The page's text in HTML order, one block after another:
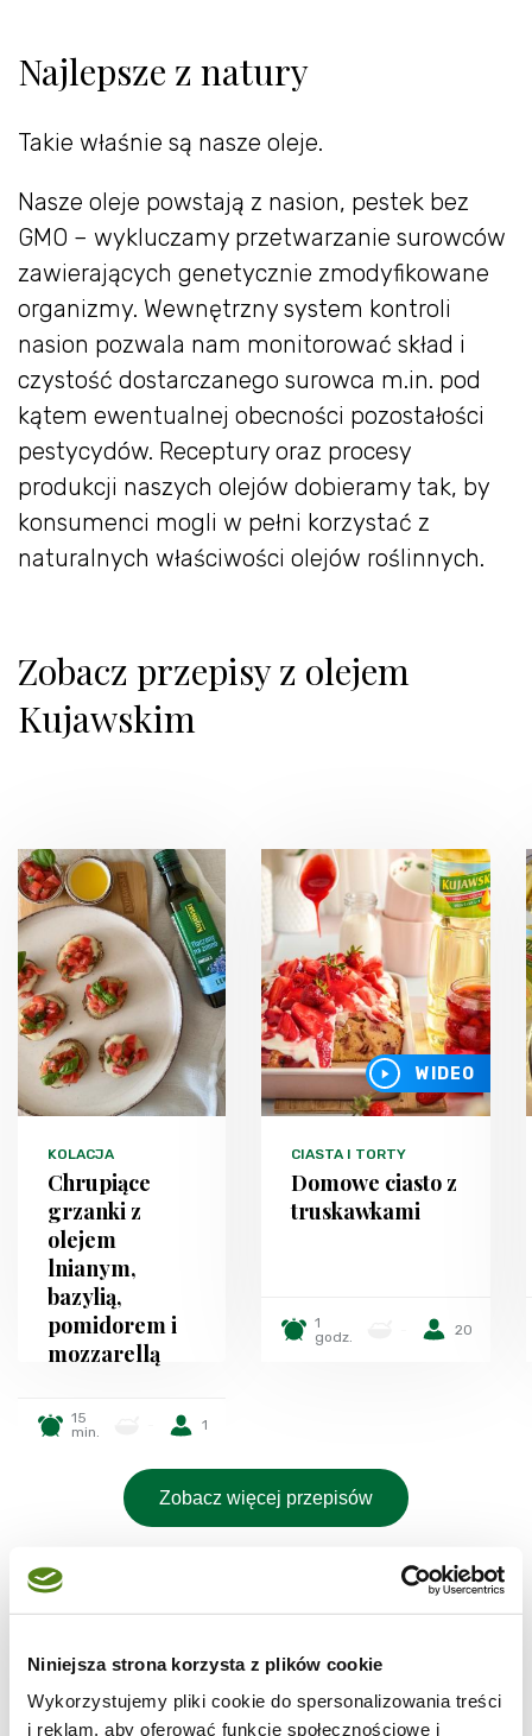
Niniejsza strona korzysta z plików cookie
Wykorzystujemy pliki cookie do spersonalizowania treści
i reklam, aby oferować funkcje społecznościowe i
Najlepsze z natury
Takie właśnie są nasze oleje.
Nasze oleje powstają z nasion, pestek bez
GMO – wykluczamy przetwarzanie surowców
zawierających genetycznie zmodyfikowane
organizmy. Wewnętrzny system kontroli
nasion pozwala nam monitorować skład i
czystość dostarczanego surowca m.in. pod
kątem ewentualnej obecności pozostałości
pestycydów. Receptury oraz procesy
produkcji naszych olejów dobieramy tak, by
konsumenci mogli w pełni korzystać z
naturalnych właściwości olejów roślinnych.
Zobacz przepisy z olejem
Kujawskim
KOLACJA
Chrupiące
grzanki z
olejem
lnianym,
bazylią,
pomidorem i
mozzarellą
15
min.
1
WIDEO
CIASTA I TORTY
Domowe ciasto z
truskawkami
1
godz.
20
Zobacz więcej przepisów
Poznaj odpowiedzi na